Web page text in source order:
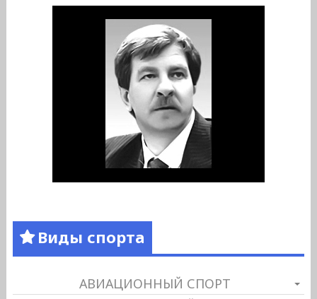
Виды спорта
АВИАЦИОННЫЙ СПОРТ